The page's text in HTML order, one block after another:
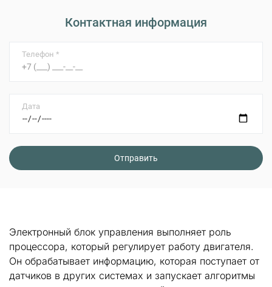
Контактная информация
Телефон *
Дата
Электронный блок управления выполняет роль
процессора, который регулирует работу двигателя.
Он обрабатывает информацию, которая поступает от
датчиков в других системах и запускает алгоритмы